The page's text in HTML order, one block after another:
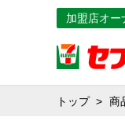
加盟店オー
トップ 商